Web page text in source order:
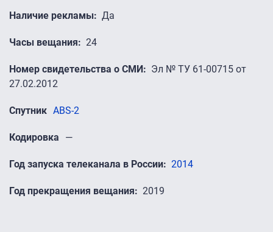
Наличие рекламы Да
Часы вещания 24
Номер свидетельства о СМИ
Эл № ТУ 61-00715 от
27.02.2012
Спутник ABS-2
Кодировка —
Год запуска телеканала в России 2014
Год прекращения вещания 2019